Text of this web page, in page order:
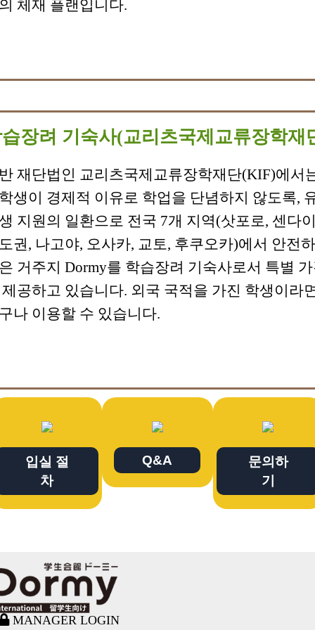
체재 플랜입니다.
장려 기숙사(교리츠국제교류장학재
재단법인 교리츠국제교류장학재단(KIF)에서
생이 경제적 이유로 학업을 단념하지 않도록,
지원의 일환으로 전국 7개 지역(삿포로, 센다
권, 나고야, 오사카, 교토, 후쿠오카)에서 안전
거주지 Dormy를 학습장려 기숙사로서 특별
공하고 있습니다. 외국 국적을 가진 학생이라
나 이용할 수 있습니다.
입실 절
차
Q&A
문의하
기
MANAGER LOGIN